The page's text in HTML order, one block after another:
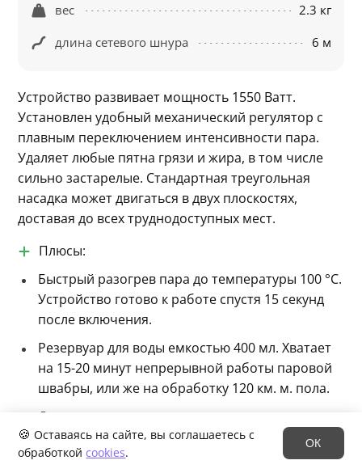
вес
2.3 кг
длина сетевого шнура
6 м
Устройство развивает мощность 1550 Ватт.
Установлен удобный механический регулятор с
плавным переключением интенсивности пара.
Удаляет любые пятна грязи и жира, в том числе
сильно застарелые. Стандартная треугольная
насадка может двигаться в двух плоскостях,
доставая до всех труднодоступных мест.
Плюсы:
Быстрый разогрев пара до температуры 100 °C.
Устройство готово к работе спустя 15 секунд
после включения.
Резервуар для воды емкостью 400 мл. Хватает
на 15-20 минут непрерывной работы паровой
швабры, или же на обработку 120 км. м. пола.
Две сменных насадки для разных
поверхностей.
Убивает до 99% бактерий и прочих вредных
🍪 Оставаясь на сайте, вы соглашаетесь с
обработкой cookies.
ОК